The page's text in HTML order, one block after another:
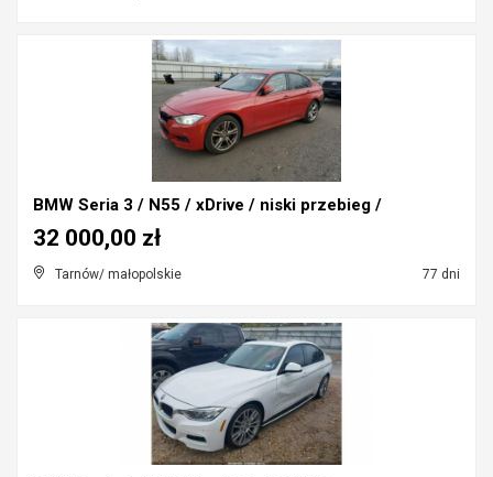
BMW Seria 3 / N55 / xDrive / niski przebieg /
Tarnów/ małopolskie 77 dni
32 000,00 zł